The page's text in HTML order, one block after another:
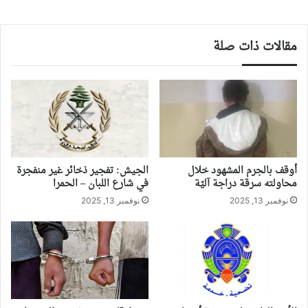
مقالات ذات صلة
أوقف بالجرم المشهود خلال
محاولته سرقة دراجة آليّة
نوفمبر 13, 2025
الجيش: تفجير ذخائر غير منفجرة
في شارع اللبان – الحمرا
نوفمبر 13, 2025